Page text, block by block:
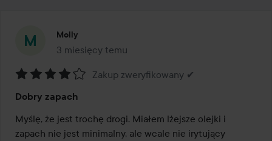
Molly
3 miesięcy temu
Post został utworzony 3 miesięcy temu
4
z
5
Zakup zweryfikowany ✔
Dobry zapach
Myślę, że jest trochę drogi. Miałem lżejsze olejki i
zapach nie jest minimalny, ale wcale nie irytujący